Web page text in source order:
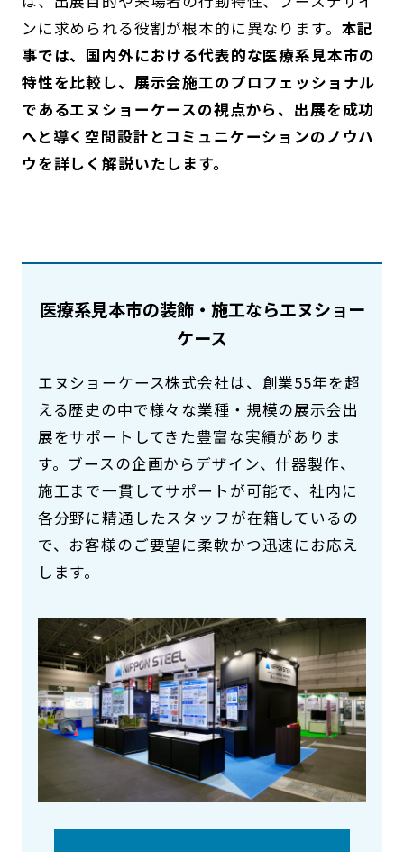
ンに求められる役割が根本的に異なります。 本記
事では、国内外における代表的な医療系見本市の
特性を比較し、展示会施工のプロフェッショナル
であるエヌショーケースの視点から、出展を成功
へと導く空間設計とコミュニケーションのノウハ
ウを詳しく解説いたします。
医療系見本市の装飾・施工ならエヌショー
ケース
エヌショーケース株式会社は、創業55年を超
える歴史の中で様々な業種・規模の展示会出
展をサポートしてきた豊富な実績がありま
す。ブースの企画からデザイン、什器製作、
施工まで一貫してサポートが可能で、社内に
各分野に精通したスタッフが在籍しているの
で、お客様のご要望に柔軟かつ迅速にお応え
します。